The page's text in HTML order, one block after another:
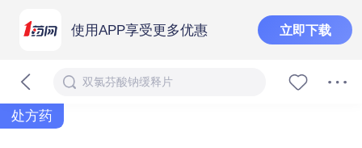
使用APP享受更多优惠 立即下载
双氯芬酸钠缓释片
处方药